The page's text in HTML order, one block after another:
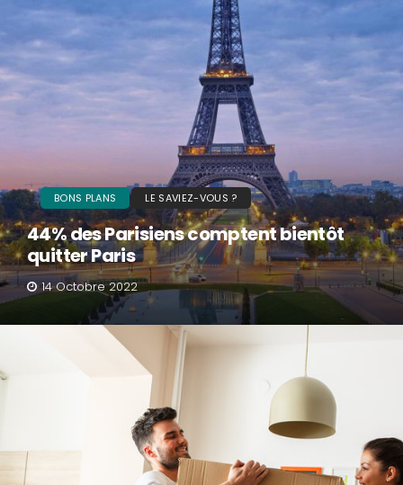
BONS PLANS LE SAVIEZ-VOUS ?
44% des Parisiens comptent bientôt
quitter Paris
14 Octobre 2022